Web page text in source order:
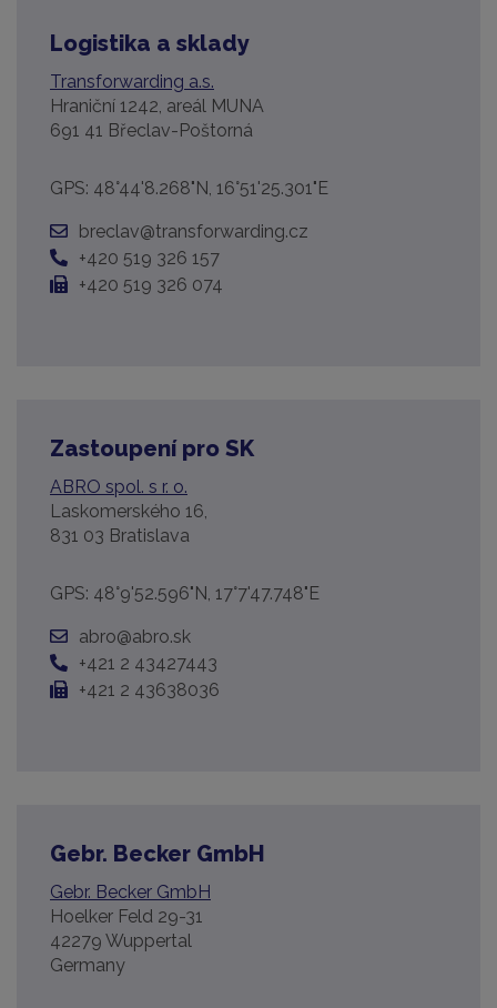
Logistika a sklady
Transforwarding a.s.
Hraniční 1242, areál MUNA
691 41 Břeclav-Poštorná
GPS: 48°44'8.268"N, 16°51'25.301"E
breclav@transforwarding.cz
+420 519 326 157
+420 519 326 074
Zastoupení pro SK
ABRO spol. s r. o.
Laskomerského 16,
831 03 Bratislava
GPS: 48°9'52.596"N, 17°7'47.748"E
abro@abro.sk
+421 2 43427443
+421 2 43638036
Gebr. Becker GmbH
Gebr. Becker GmbH
Hoelker Feld 29-31
42279 Wuppertal
Germany